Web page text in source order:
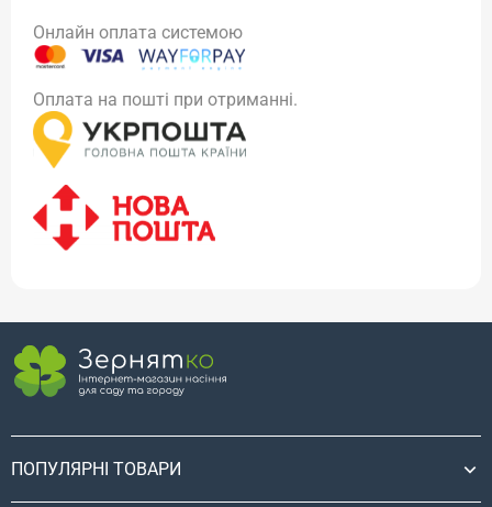
Онлайн оплата системою
Оплата на пошті при отриманні.
ПОПУЛЯРНІ ТОВАРИ